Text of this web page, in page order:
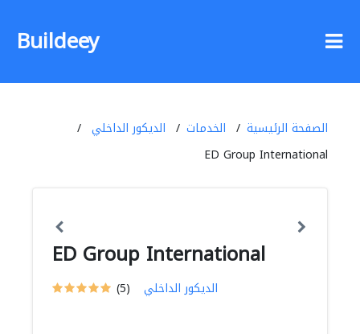
Buildeey
الصفحة الرئيسية الخدمات
الديكور الداخلي
ED Group International
ED Group International
(5) الديكور الداخلي